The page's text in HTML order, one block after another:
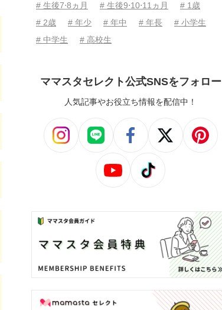
# 生後7⋅8ヵ月
# 生後9⋅10⋅11ヵ月
# 1歳
# 2歳
# 年少 # 年中 # 年長
# 小学生
# 中学生
# 高校生
ママスタセレクト公式SNSをフォロー
人気記事やお役立ち情報を配信中！